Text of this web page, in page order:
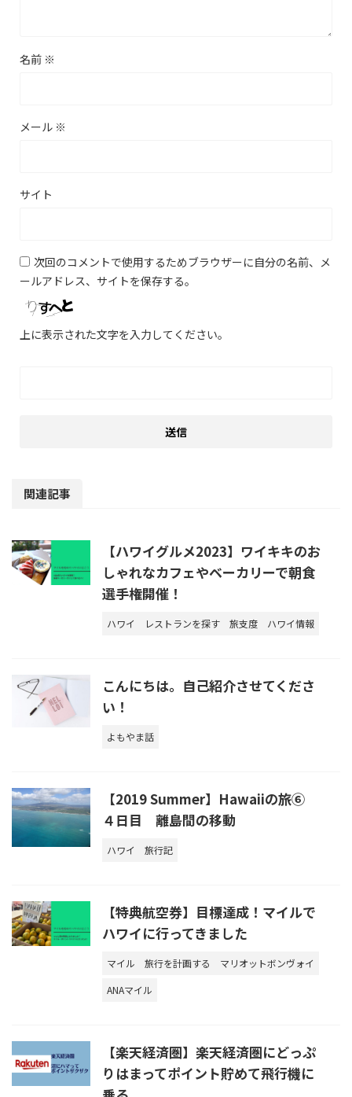
名前 ※
メール ※
サイト
次回のコメントで使用するためブラウザーに自分の名前、メ
ールアドレス、サイトを保存する。
上に表示された文字を入力してください。
関連記事
【ハワイグルメ2023】ワイキキのお
しゃれなカフェやベーカリーで朝食
選手権開催！
ハワイ レストランを探す 旅支度 ハワイ情報
こんにちは。自己紹介させてくださ
い！
よもやま話
【2019 Summer】Hawaiiの旅⑥
４日目 離島間の移動
ハワイ 旅行記
【特典航空券】目標達成！マイルで
ハワイに行ってきました
マイル 旅行を計画する
マリオットボンヴォイ
ANAマイル
【楽天経済圏】楽天経済圏にどっぷ
りはまってポイント貯めて飛行機に